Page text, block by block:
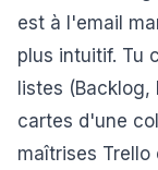
est à l'email
plus intuitif. Tu
listes
cartes d'une
maîtrises Trello